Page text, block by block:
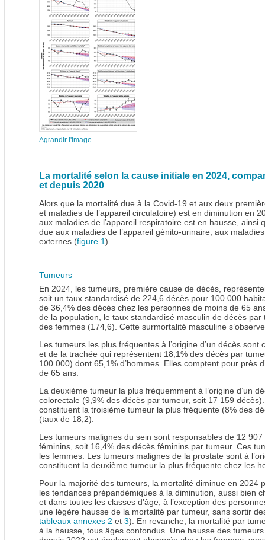
Agrandir l'image
La mortalité selon la cause initiale en 2024,
et depuis 2020
Alors que la mortalité due à la Covid-19 et aux deux
et maladies de l’appareil circulatoire) est en diminution en
aux maladies de l’appareil respiratoire est en hausse,
due aux maladies de l’appareil génito-urinaire, aux
externes (figure 1).
Tumeurs
En 2024, les tumeurs, première cause de décès,
soit un taux standardisé de 224,6 décès pour 100 000
de 36,4% des décès chez les personnes de moins de 65
de la population, le taux standardisé masculin de décès
des femmes (174,6). Cette surmortalité masculine
Les tumeurs les plus fréquentes à l’origine d’un décès
et de la trachée qui représentent 18,1% des décès par
100 000) dont 65,1% d’hommes. Elles comptent pour près
de 65 ans.
La deuxième tumeur la plus fréquemment à l’origine d’un
colorectale (9,9% des décès par tumeur, soit 17 159
constituent la troisième tumeur la plus fréquente (8% des
(taux de 18,2).
Les tumeurs malignes du sein sont responsables de 12
féminins, soit 16,4% des décès féminins par tumeur. Ces
les femmes. Les tumeurs malignes de la prostate sont à
constituent la deuxième tumeur la plus fréquente chez les
Pour la majorité des tumeurs, la mortalité diminue en 2024
les tendances prépandémiques à la diminution, aussi bien
et dans toutes les classes d’âge, à l’exception des
une légère hausse de la mortalité par tumeur, sans sortir
tableaux annexes 2 et 3). En revanche, la mortalité par
à la hausse, tous âges confondus. Une hausse des